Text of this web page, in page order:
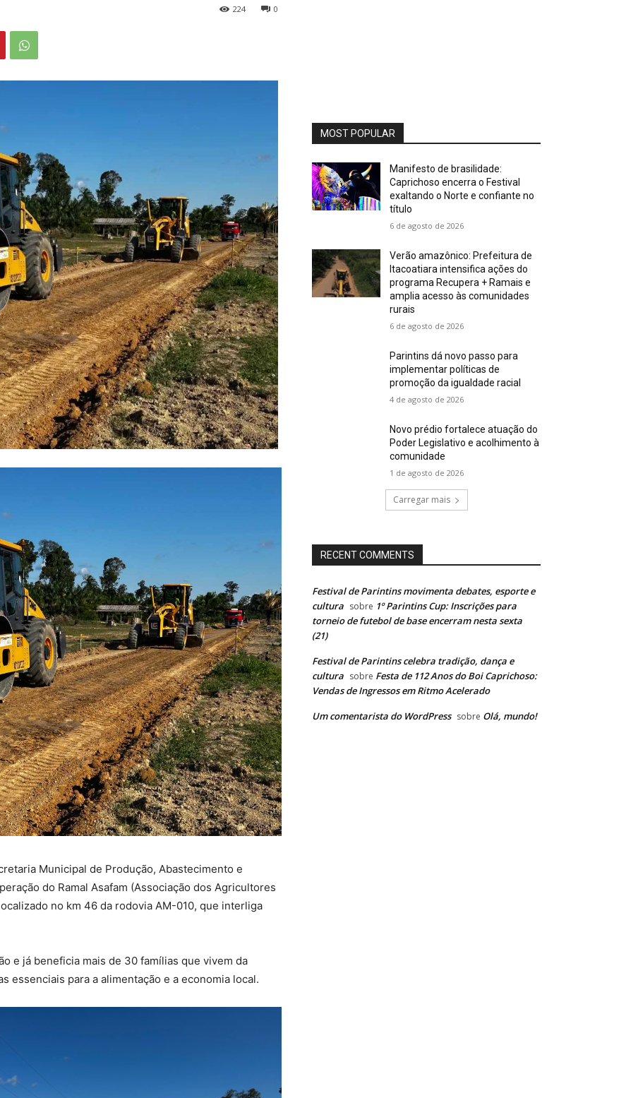
0
224
Municipal de Produção, Abastecimento e
do Ramal Asafam (Associação dos Agricultores
no km 46 da rodovia AM-010, que interliga
e já beneficia mais de 30 famílias que vivem da
essenciais para a alimentação e a economia local.
MOST POPULAR
Manifesto de brasilidade:
Caprichoso encerra o Festival
exaltando o Norte e confiante no
título
6 de agosto de 2026
Verão amazônico: Prefeitura de
Itacoatiara intensifica ações do
programa Recupera + Ramais e
amplia acesso às comunidades
rurais
6 de agosto de 2026
Parintins dá novo passo para
implementar políticas de
promoção da igualdade racial
4 de agosto de 2026
Novo prédio fortalece atuação do
Poder Legislativo e acolhimento à
comunidade
1 de agosto de 2026
Carregar mais
RECENT COMMENTS
Festival de Parintins movimenta debates, esporte e
cultura sobre 1º Parintins Cup: Inscrições para
torneio de futebol de base encerram nesta sexta
(21)
Festival de Parintins celebra tradição, dança e
cultura sobre Festa de 112 Anos do Boi Caprichoso:
Vendas de Ingressos em Ritmo Acelerado
Um comentarista do WordPress sobre Olá, mundo!